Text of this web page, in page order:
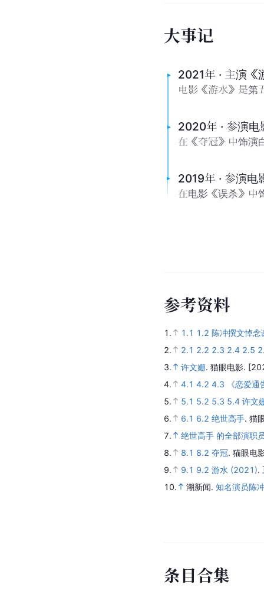
大事记
2021年 · 主演《
电影《游水》是第
2020年 · 参演电
在《夺冠》中饰演
2019年 · 参演电
在电影《误杀》中
参考资料
1. 1.1 1.2 陈冲撰文悼念
2.
2.1 2.2 2.3 2.4 2.5
3.
许文姗. 猫眼电影.
4.
4.1 4.2 4.3
《恋爱
5.
5.1 5.2 5.3 5.4 许文
6.
6.1 6.2 绝世高手. 猫
7.
绝世高手 的全部演职
8.
8.1 8.2 夺冠. 猫眼电
9.
9.1 9.2 游水 (2021).
10.
潮新闻. 知名演员陈
条目合集